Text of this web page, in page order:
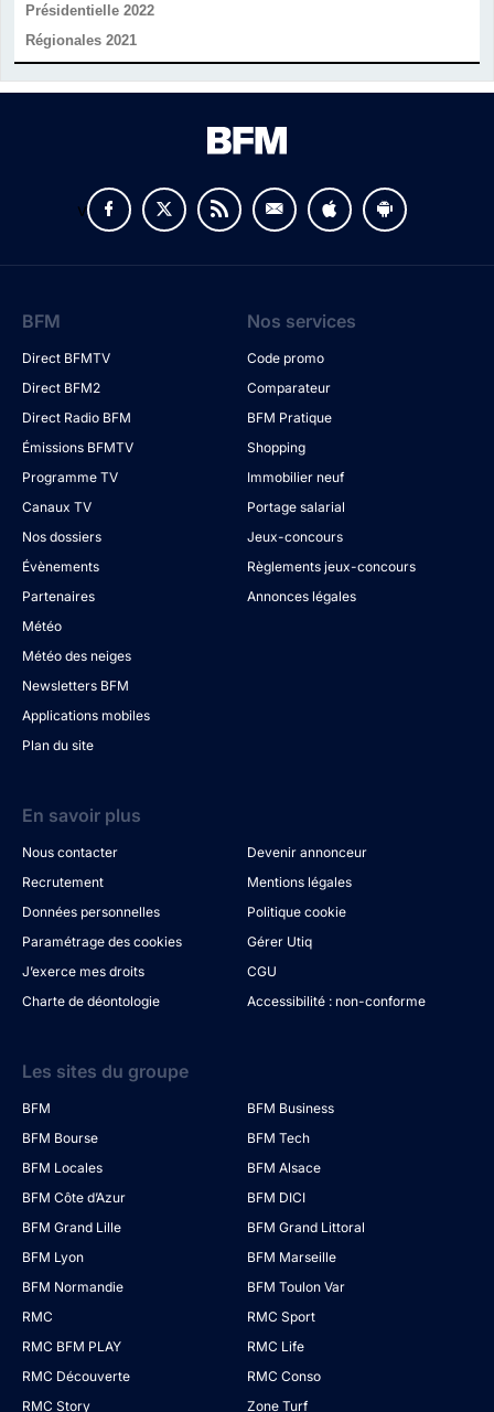
Présidentielle 2022
Régionales 2021
v
BFM
Direct BFMTV
Direct BFM2
Direct Radio BFM
Émissions BFMTV
Programme TV
Canaux TV
Nos dossiers
Évènements
Partenaires
Météo
Météo des neiges
Newsletters BFM
Applications mobiles
Plan du site
Nos services
Code promo
Comparateur
BFM Pratique
Shopping
Immobilier neuf
Portage salarial
Jeux-concours
Règlements jeux-concours
Annonces légales
En savoir plus
Nous contacter
Devenir annonceur
Recrutement
Mentions légales
Données personnelles
Politique cookie
Paramétrage des cookies
Gérer Utiq
J’exerce mes droits
CGU
Charte de déontologie
Accessibilité : non-conforme
Les sites du groupe
BFM
BFM Business
BFM Bourse
BFM Tech
BFM Locales
BFM Alsace
BFM Côte d’Azur
BFM DICI
BFM Grand Lille
BFM Grand Littoral
BFM Lyon
BFM Marseille
BFM Normandie
BFM Toulon Var
RMC
RMC Sport
RMC BFM PLAY
RMC Life
RMC Découverte
RMC Conso
RMC Story
Zone Turf